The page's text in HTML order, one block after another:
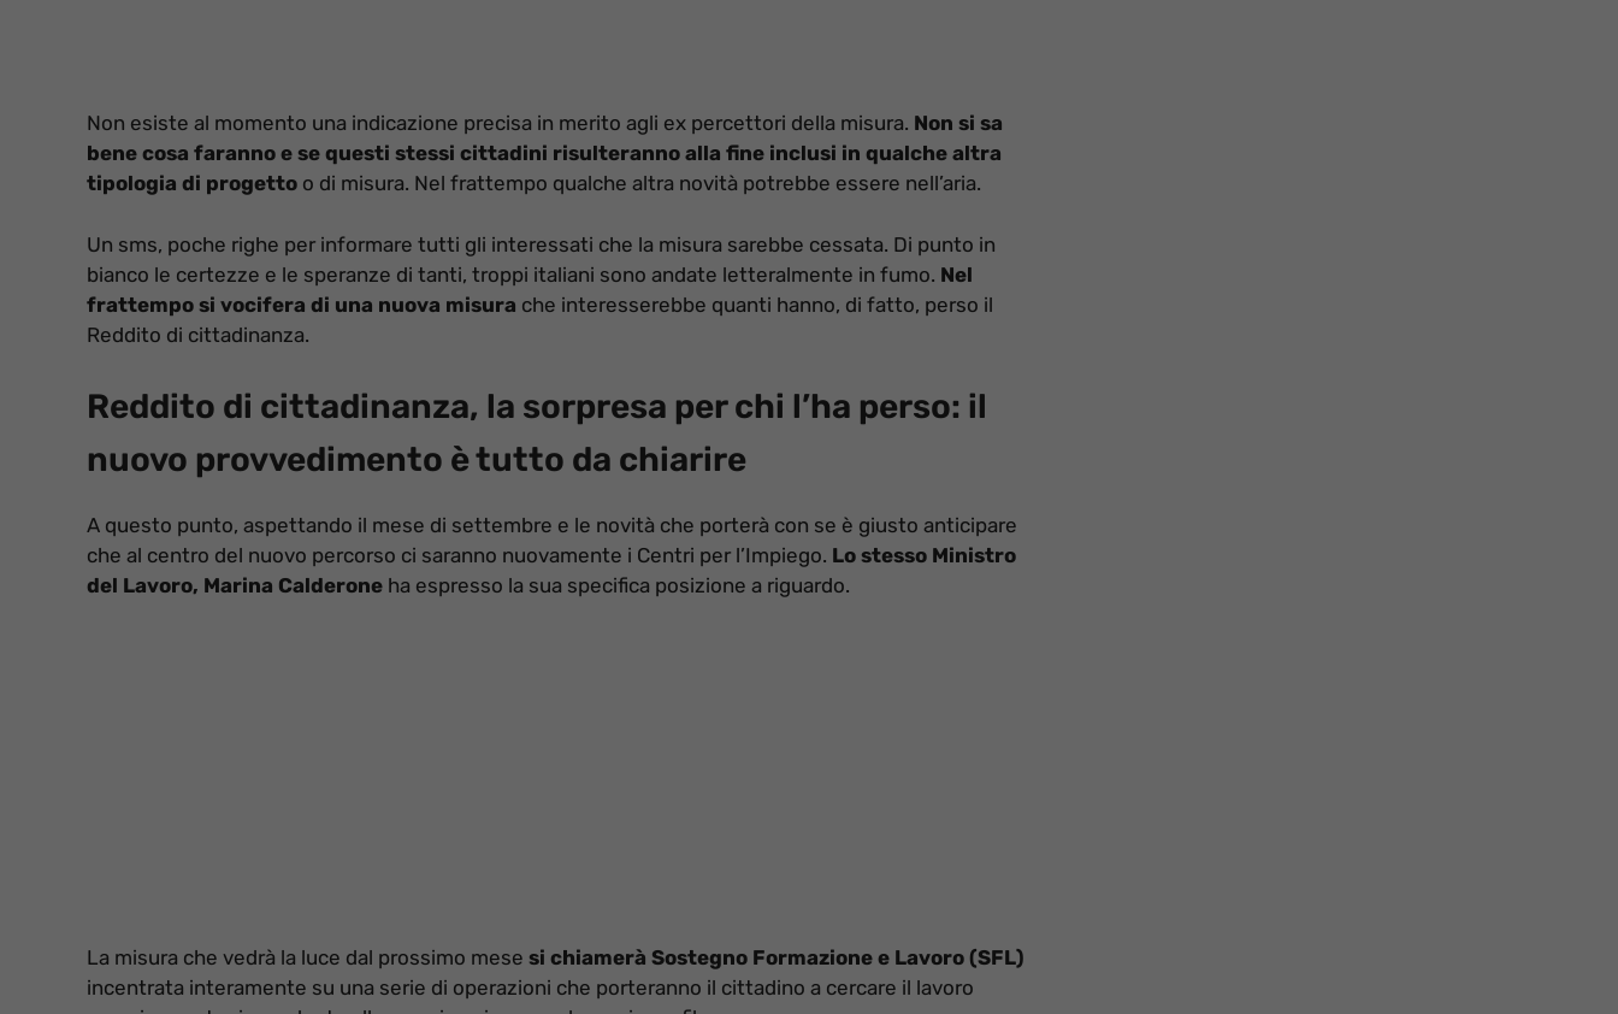
Non esiste al momento una indicazione precisa in merito agli ex percettori della misura. Non si sa
bene cosa faranno e se questi stessi cittadini risulteranno alla fine inclusi in qualche altra
tipologia di progetto o di misura. Nel frattempo qualche altra novità potrebbe essere nell’aria.
Un sms, poche righe per informare tutti gli interessati che la misura sarebbe cessata. Di punto in
bianco le certezze e le speranze di tanti, troppi italiani sono andate letteralmente in fumo. Nel
frattempo si vocifera di una nuova misura che interesserebbe quanti hanno, di fatto, perso il
Reddito di cittadinanza.
Reddito di cittadinanza, la sorpresa per chi l’ha perso: il
nuovo provvedimento è tutto da chiarire
A questo punto, aspettando il mese di settembre e le novità che porterà con se è giusto anticipare
che al centro del nuovo percorso ci saranno nuovamente i Centri per l’Impiego. Lo stesso Ministro
del Lavoro, Marina Calderone ha espresso la sua specifica posizione a riguardo.
La misura che vedrà la luce dal prossimo mese si chiamerà Sostegno Formazione e Lavoro (SFL)
incentrata interamente su una serie di operazioni che porteranno il cittadino a cercare il lavoro